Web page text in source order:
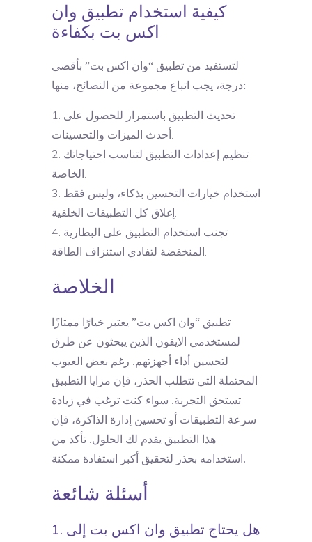
كيفية استخدام تطبيق وان
اكس بت بكفاءة
لتستفيد من تطبيق “وان اكس بت” بأقصى
درجة، يجب اتباع مجموعة من النصائح، منها:
تحديث التطبيق باستمرار للحصول على
أحدث الميزات والتحسينات.
تنظيم إعدادات التطبيق لتناسب احتياجاتك
الخاصة.
استخدام خيارات التحسين بذكاء، وليس فقط
إغلاق كل التطبيقات الخلفية.
تجنب استخدام التطبيق على البطارية
المنخفضة لتفادي استنزاف الطاقة.
الخلاصة
تطبيق “وان اكس بت” يعتبر خيارًا ممتازًا
لمستخدمي الايفون الذين يبحثون عن طرق
لتحسين أداء أجهزتهم. رغم بعض العيوب
المحتملة التي تتطلب الحذر، فإن مزايا التطبيق
تستحق التجربة. سواء كنت ترغب في زيادة
سرعة التطبيقات أو تحسين إدارة الذاكرة، فإن
هذا التطبيق يقدم لك الحلول. تأكد من
استخدامه بحذر لتحقيق أكبر استفادة ممكنة.
أسئلة شائعة
1. هل يحتاج تطبيق وان اكس بت إلى